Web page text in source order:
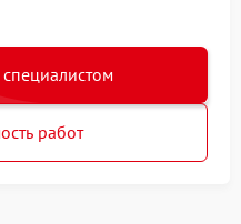
специалистом
работ